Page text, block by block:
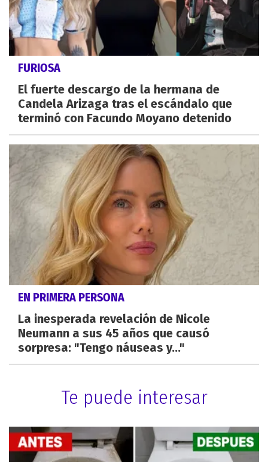
FURIOSA
El fuerte descargo de la hermana de
Candela Arizaga tras el escándalo que
terminó con Facundo Moyano detenido
EN PRIMERA PERSONA
La inesperada revelación de Nicole
Neumann a sus 45 años que causó
sorpresa: "Tengo náuseas y..."
Te puede interesar